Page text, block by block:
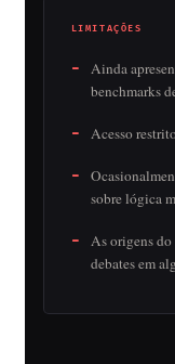
LIMITAÇÕES
Ainda
benchmarks
Acesso
sobre lógica
As origens
debates em